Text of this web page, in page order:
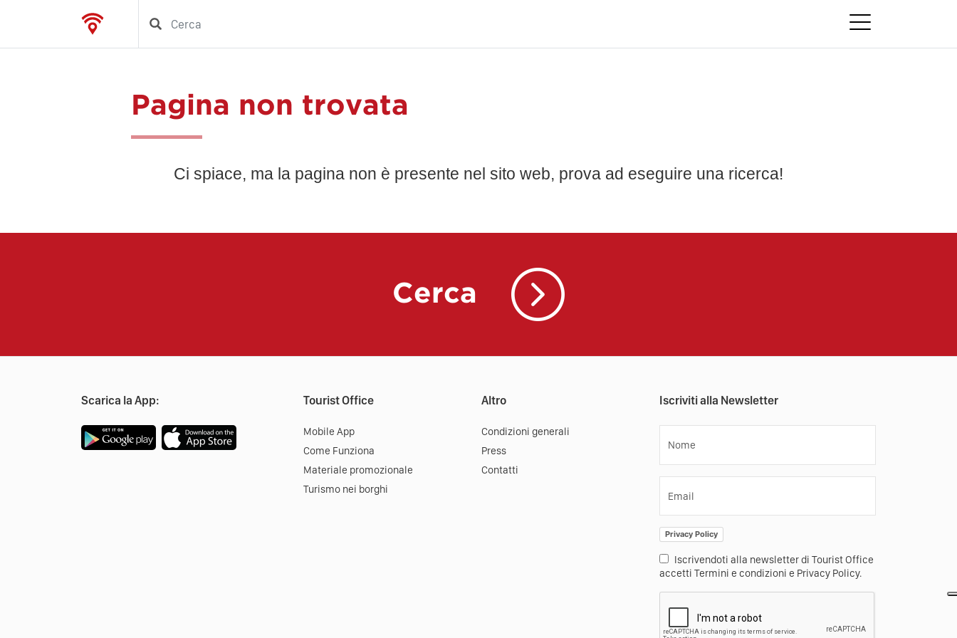
Pagina non trovata
Ci spiace, ma la pagina non è presente nel sito web, prova ad eseguire una ricerca!
Cerca
Scarica la App: Tourist Office
Mobile App
Come Funziona
Materiale promozionale
Turismo nei borghi
Altro
Condizioni generali
Press
Contatti
Iscriviti alla Newsletter
Nome
Email
Privacy Policy
Iscrivendoti alla newsletter di Tourist Office
accetti Termini e condizioni e Privacy Policy.